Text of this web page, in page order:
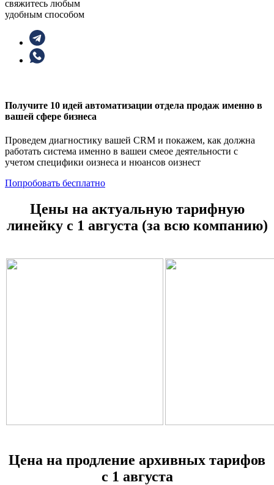
свяжитесь любым
удобным способом
Получите 10 идей автоматизации отдела продаж именно в
вашей сфере бизнеса
Проведем диагностику вашей CRM и покажем, как должна
работать система именно в вашеи смеое деятельности с
учетом специфики оизнеса и нюансов оизнест
Попробовать бесплатно
Цены на актуальную тарифную
линейку с 1 августа (за всю компанию)
Цена на продление архивных тарифов
с 1 августа